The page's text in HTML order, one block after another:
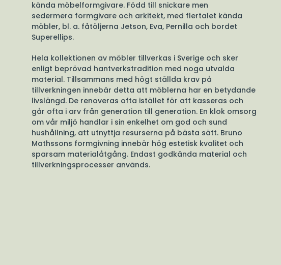
kända möbelformgivare. Född till snickare men
sedermera formgivare och arkitekt, med flertalet kända
möbler, bl. a. fåtöljerna Jetson, Eva, Pernilla och bordet
Superellips.
Hela kollektionen av möbler tillverkas i Sverige och sker
enligt beprövad hantverkstradition med noga utvalda
material. Tillsammans med högt ställda krav på
tillverkningen innebär detta att möblerna har en betydande
livslängd. De renoveras ofta istället för att kasseras och
går ofta i arv från generation till generation. En klok omsorg
om vår miljö handlar i sin enkelhet om god och sund
hushållning, att utnyttja resurserna på bästa sätt. Bruno
Mathssons formgivning innebär hög estetisk kvalitet och
sparsam materialåtgång. Endast godkända material och
tillverkningsprocesser används.